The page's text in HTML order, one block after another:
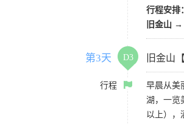
行程安排：
旧金山
第3天 D3 旧金山
行程
早晨从美
湖，一览
以上），